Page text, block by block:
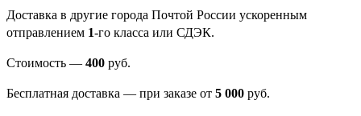
Доставка в другие города Почтой России ускоренным
отправлением 1-го класса или СДЭК.
Стоимость — 400 руб.
Бесплатная доставка — при заказе от 5 000 руб.